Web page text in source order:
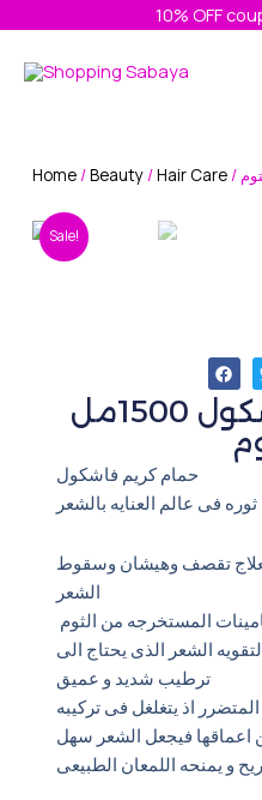
content
10% OFF
حمام كريم فاشكول 1500مل
حمام كريم فاشكول
ثوره فى عالم العنايه بالشعر
تقصف وهيشان وسقوط
الشعر
المستخرجه من الثوم
الشعر الذى يحتاج الى
ترطيب شديد و عميق
اذ يتغلغل فى تركيبه
اعماقها فيجعل الشعر سهل
و يمنحه اللمعان الطبيعى
Home/Beauty/Hair Care
Sale!